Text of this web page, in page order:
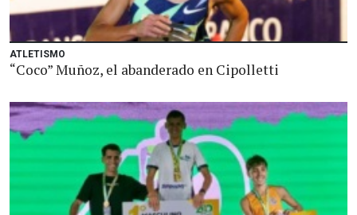
ATLETISMO
“Coco” Muñoz, el abanderado en Cipolletti